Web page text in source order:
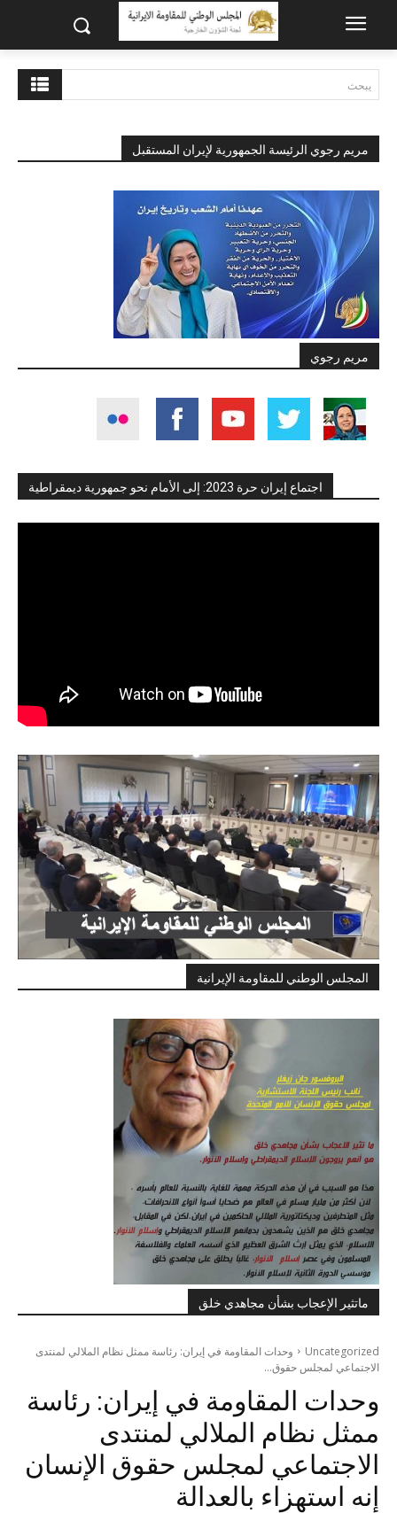
يبحث
مريم رجوي الرئيسة الجمهورية لإيران المستقبل
مريم رجوي
اجتماع إيران حرة 2023: إلى الأمام نحو جمهورية ديمقراطية
المجلس الوطني للمقاومة الإيرانية
ماتثير الإعجاب بشأن مجاهدي خلق
Uncategorized
وحدات المقاومة في إيران: رئاسة ممثل نظام الملالي لمنتدى
الاجتماعي لمجلس حقوق...
وحدات المقاومة في إيران: رئاسة
ممثل نظام الملالي لمنتدى
الاجتماعي لمجلس حقوق الإنسان
إنه استهزاء بالعدالة